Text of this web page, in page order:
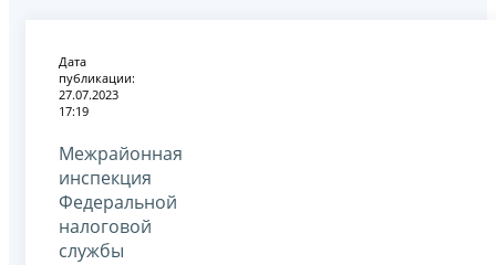
Дата
публикации:
27.07.2023
17:19
Межрайонная
инспекция
Федеральной
налоговой
службы